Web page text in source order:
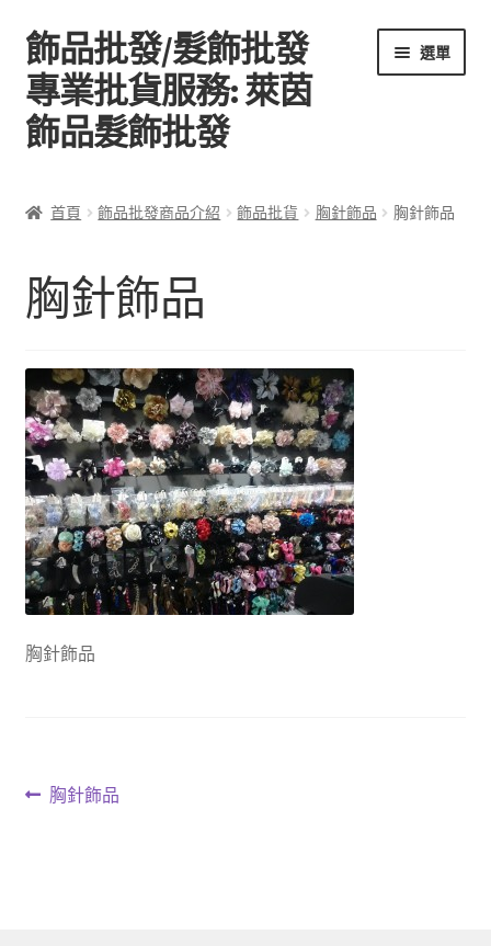
跳
至
導
覽
列
跳
至
主
要
內
飾品批發/髮飾批發
專業批貨服務: 萊茵
飾品髮飾批發
選單
飾品批發商品介紹
首頁 飾品批發商品介紹 飾品批貨 胸針飾品 胸針飾品
胸針飾品
胸針飾品
文上
胸針飾品